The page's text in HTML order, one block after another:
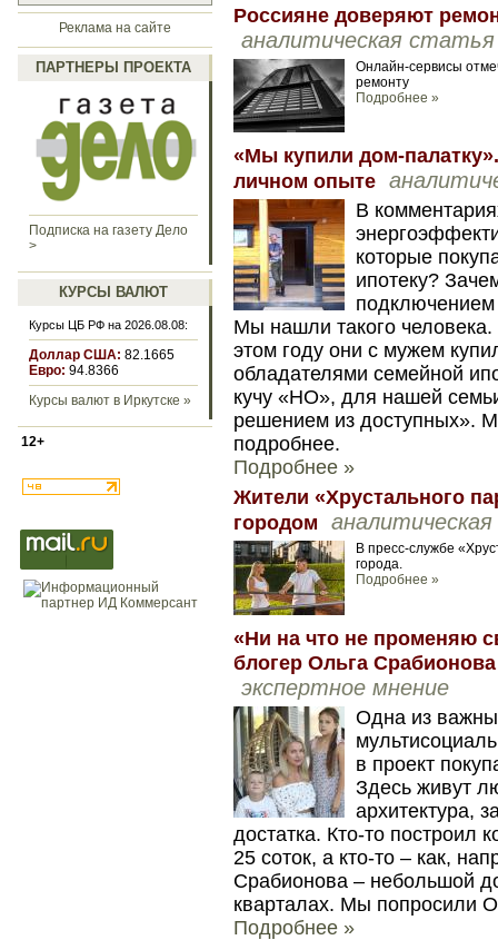
Реклама на сайте
ПАРТНЕРЫ ПРОЕКТА
Подписка на газету Дело
>
КУРСЫ ВАЛЮТ
Курсы ЦБ РФ на 2026.08.08:
Доллар США: 82.1665
Евро: 94.8366
Курсы валют в Иркутске »
12+
Россияне доверяют
аналитическая статья
Онлайн-сервисы
ремонту
Подробнее »
«Мы купили дом-
личном опыте
В
которые
ипотеку?
подключением
Мы нашли такого
этом году они с мужем
обладателями семейной
кучу «НО», для нашей
решением из доступных».
подробнее.
Подробнее »
Жители «Хрустального
городом
В пресс-службе
города.
Подробнее »
«Ни на что не променяю
блогер Ольга
экспертное мнение
Одна из
в проект
Здесь живут
архитектура,
достатка. Кто-то построил
25 соток, а кто-то – как,
Срабионова – небольшой
кварталах. Мы попросили
Подробнее »